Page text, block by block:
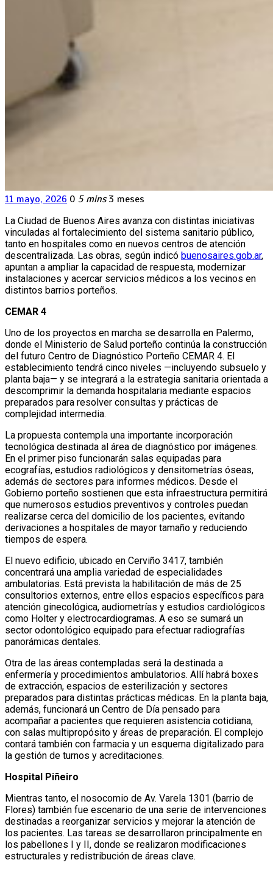
11 mayo, 2026 0 5 mins 3 meses
La Ciudad de Buenos Aires avanza con distintas iniciativas
vinculadas al fortalecimiento del sistema sanitario público,
tanto en hospitales como en nuevos centros de atención
descentralizada. Las obras, según indicó buenosaires.gob.ar,
apuntan a ampliar la capacidad de respuesta, modernizar
instalaciones y acercar servicios médicos a los vecinos en
distintos barrios porteños.
CEMAR 4
Uno de los proyectos en marcha se desarrolla en Palermo,
donde el Ministerio de Salud porteño continúa la construcción
del futuro Centro de Diagnóstico Porteño CEMAR 4. El
establecimiento tendrá cinco niveles —incluyendo subsuelo y
planta baja— y se integrará a la estrategia sanitaria orientada a
descomprimir la demanda hospitalaria mediante espacios
preparados para resolver consultas y prácticas de
complejidad intermedia.
La propuesta contempla una importante incorporación
tecnológica destinada al área de diagnóstico por imágenes.
En el primer piso funcionarán salas equipadas para
ecografías, estudios radiológicos y densitometrías óseas,
además de sectores para informes médicos. Desde el
Gobierno porteño sostienen que esta infraestructura permitirá
que numerosos estudios preventivos y controles puedan
realizarse cerca del domicilio de los pacientes, evitando
derivaciones a hospitales de mayor tamaño y reduciendo
tiempos de espera.
El nuevo edificio, ubicado en Cerviño 3417, también
concentrará una amplia variedad de especialidades
ambulatorias. Está prevista la habilitación de más de 25
consultorios externos, entre ellos espacios específicos para
atención ginecológica, audiometrías y estudios cardiológicos
como Holter y electrocardiogramas. A eso se sumará un
sector odontológico equipado para efectuar radiografías
panorámicas dentales.
Otra de las áreas contempladas será la destinada a
enfermería y procedimientos ambulatorios. Allí habrá boxes
de extracción, espacios de esterilización y sectores
preparados para distintas prácticas médicas. En la planta baja,
además, funcionará un Centro de Día pensado para
acompañar a pacientes que requieren asistencia cotidiana,
con salas multipropósito y áreas de preparación. El complejo
contará también con farmacia y un esquema digitalizado para
la gestión de turnos y acreditaciones.
Hospital Piñeiro
Mientras tanto, el nosocomio de Av. Varela 1301 (barrio de
Flores) también fue escenario de una serie de intervenciones
destinadas a reorganizar servicios y mejorar la atención de
los pacientes. Las tareas se desarrollaron principalmente en
los pabellones I y II, donde se realizaron modificaciones
estructurales y redistribución de áreas clave.